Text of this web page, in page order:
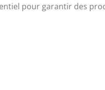
pour garantir des